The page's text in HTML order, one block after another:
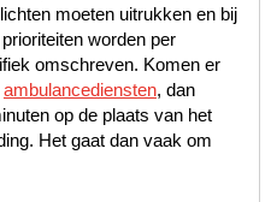
moeten uitrukken en bij
worden per
omschreven. Komen er
ambulancediensten, dan
op de plaats van het
Het gaat dan vaak om